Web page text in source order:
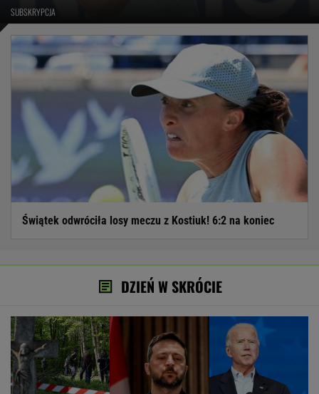
SUBSKRYPCJA
Świątek odwróciła losy meczu z Kostiuk! 6:2 na koniec
DZIEŃ W SKRÓCIE